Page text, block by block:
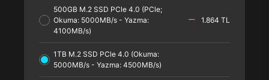
500GB M.2 SSD PCle 4.0 (PCle;
Okuma: 5000MB/s - Yazma:
4100MB/s)
1.864 TL
1TB M.2 SSD PCle 4.0 (Okuma:
5000MB/s - Yazma: 4500MB/s)